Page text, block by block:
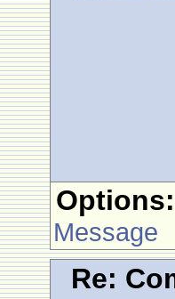
Options:
Message
Re: